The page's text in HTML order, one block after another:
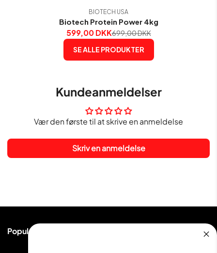
BIOTECH USA
Biotech Protein Power 4kg
599,00 DKK699,00 DKK
SE ALLE PRODUKTER
Kundeanmeldelser
Vær den første til at skrive en anmeldelse
Skriv en anmeldelse
Populære kategorier